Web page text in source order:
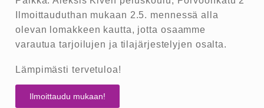
Ilmoittauduthan mukaan 2.5. mennessä alla
olevan lomakkeen kautta, jotta osaamme
varautua tarjoilujen ja tilajärjestelyjen osalta.
Lämpimästi tervetuloa!
Ilmoittaudu mukaan!